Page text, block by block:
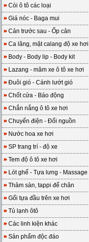
Còi ô tô các loại
Giá nóc - Baga mui
Cản trước sau - Ốp cản
Ca lăng, mặt calang độ xe hơi
Body - Body lip - Body kit
Lazang - mâm xe ô tô xe hơi
Đuôi gió - Cánh lướt gió
Chốt cửa - Báo động
Chắn nắng ô tô xe hơi
Chuyển điện - Đổi nguồn
Nước hoa xe hơi
SP trang trí - độ xe
Tem độ ô tô xe hơi
Lót ghế - Tựa lưng - Massage
Thảm sàn, tappi để chân
Gối tựa đầu trên xe hơi
Tủ lạnh ôtô
Các linh kiện khác
Sản phẩm độc đáo